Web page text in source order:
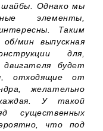
шайбы. Однако мы
элементы,
Таким
мин выпускная
для,
двигателя будет
отходящие от
желательно
У такой
существенных
что под